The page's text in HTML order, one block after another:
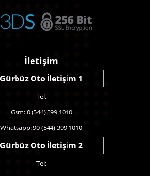
İletişim
Gürbüz Oto İletişim 1
Tel:
Gsm: 0 (544) 399 1010
Whatsapp: 90 (544) 399 1010
Gürbüz Oto İletişim 2
Tel: